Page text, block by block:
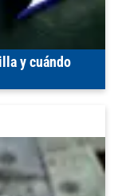
y cuándo